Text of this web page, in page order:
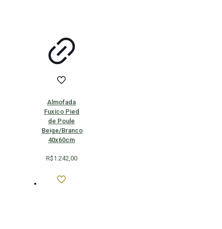
Almofada
Fuxico Pied
de Poule
Beige/Branco
40x60cm
R$1.242,00